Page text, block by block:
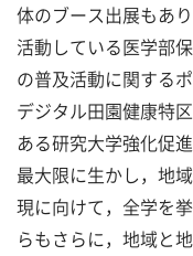
体のブース出展もあ
活動している医学部
の普及活動に関する
デジタル田園健康特
ある研究大学強化促
最大限に生かし，地
現に向けて，全学を
らもさらに，地域と